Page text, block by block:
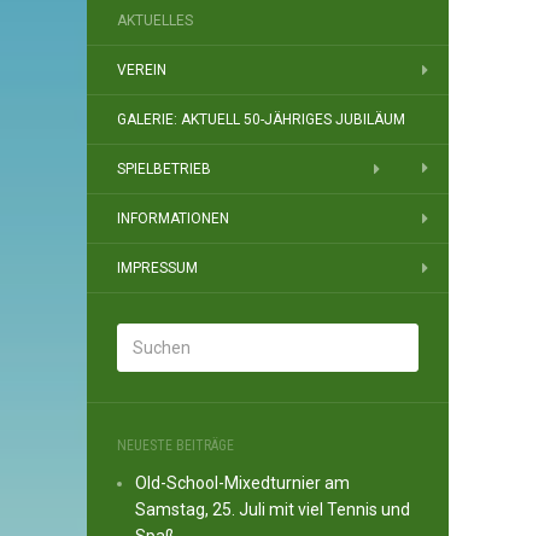
AKTUELLES
VEREIN
GALERIE: AKTUELL 50-JÄHRIGES JUBILÄUM
SPIELBETRIEB
INFORMATIONEN
IMPRESSUM
NEUESTE BEITRÄGE
Old-School-Mixedturnier am
Samstag, 25. Juli mit viel Tennis und